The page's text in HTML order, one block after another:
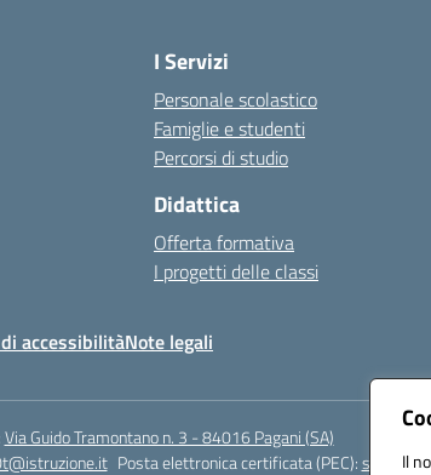
Il
I Servizi
Personale scolastico
Famiglie e studenti
Percorsi di studio
Didattica
Offerta formativa
I progetti delle classi
accessibilitàNote legali
Via Guido Tramontano n. 3 - 84016 Pagani (SA)
Posta elettronica certificata (PEC):